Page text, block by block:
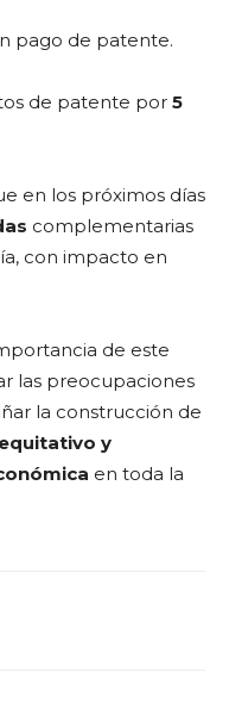
pago de patente.
de patente por 5
en los próximos días
complementarias
con impacto en
de este
las preocupaciones
la construcción de
y
en toda la